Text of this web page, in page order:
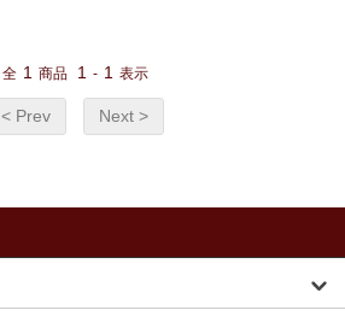
全 1 商品 1 - 1 表示
< Prev Next >